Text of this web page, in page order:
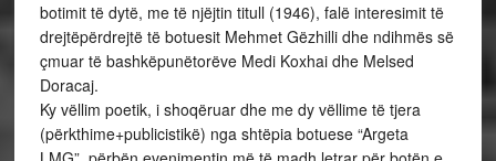
botimit të dytë, me të njëjtin titull (1946), falë interesimit të
drejtëpërdrejtë të botuesit Mehmet Gëzhilli dhe ndihmës së
çmuar të bashkëpunëtorëve Medi Koxhai dhe Melsed
Doracaj.
Ky vëllim poetik, i shoqëruar dhe me dy vëllime të tjera
(përkthime+publicistikë) nga shtëpia botuese “Argeta